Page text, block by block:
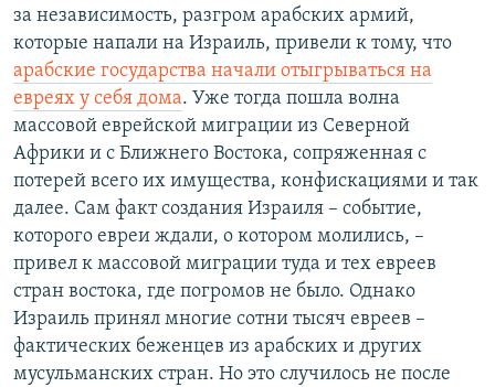
за независимость, разгром арабских армий,
которые напали на Израиль, привели к тому, что
арабские государства начали отыгрываться на
евреях у себя дома. Уже тогда пошла волна
массовой еврейской миграции из Северной
Африки и с Ближнего Востока, сопряженная с
потерей всего их имущества, конфискациями и так
далее. Сам факт создания Израиля – событие,
которого евреи ждали, о котором молились, –
привел к массовой миграции туда и тех евреев
стран востока, где погромов не было. Однако
Израиль принял многие сотни тысяч евреев –
фактических беженцев из арабских и других
мусульманских стран. Но это случилось не после